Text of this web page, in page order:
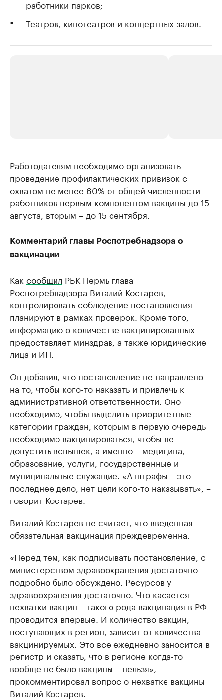
работники парков;
Театров, кинотеатров и концертных залов.
РБК Компании
Крупнейшие производители и
продавцы медийной продукции
Ознакомьтесь с информацией в каталоге
Страховые
Посмотрите в
Работодателям необходимо организовать
проведение профилактических прививок с
охватом не менее 60% от общей численности
работников первым компонентом вакцины до 15
августа, вторым – до 15 сентября.
Комментарий главы Роспотребнадзора о
вакцинации
Как сообщил РБК Пермь глава
Роспотребнадзора Виталий Костарев,
контролировать соблюдение постановления
планируют в рамках проверок. Кроме того,
информацию о количестве вакцинированных
предоставляет минздрав, а также юридические
лица и ИП.
Он добавил, что постановление не направлено
на то, чтобы кого-то наказать и привлечь к
административной ответственности. Оно
необходимо, чтобы выделить приоритетные
категории граждан, которым в первую очередь
необходимо вакцинироваться, чтобы не
допустить вспышек, а именно – медицина,
образование, услуги, государственные и
муниципальные служащие. «А штрафы – это
последнее дело, нет цели кого-то наказывать», –
говорит Костарев.
Виталий Костарев не считает, что введенная
обязательная вакцинация преждевременна.
«Перед тем, как подписывать постановление, с
министерством здравоохранения достаточно
подробно было обсуждено. Ресурсов у
здравоохранения достаточно. Что касается
нехватки вакцин – такого рода вакцинация в РФ
проводится впервые. И количество вакцин,
поступающих в регион, зависит от количества
вакцинируемых. Это все ежедневно заносится в
регистр и сказать, что в регионе когда-то
вообще не было вакцины – нельзя», –
прокомментировал вопрос о нехватке вакцины
Виталий Костарев.